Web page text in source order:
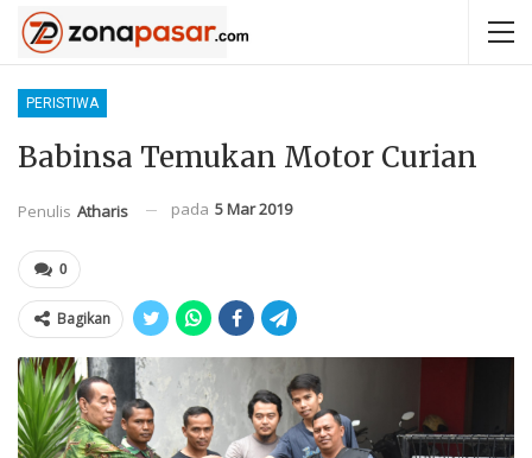
PERISTIWA
Babinsa Temukan Motor Curian
Penulis Atharis pada 5 Mar 2019
0
Bagikan